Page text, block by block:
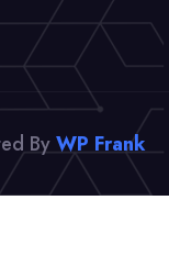
ByWP Frank